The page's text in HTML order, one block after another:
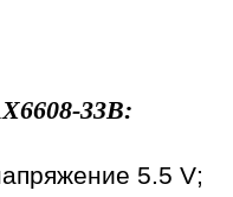
33B:
5.5 V;